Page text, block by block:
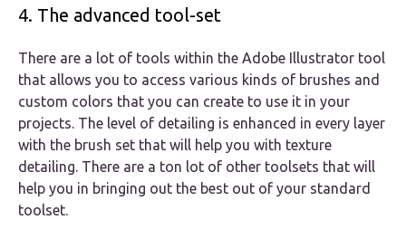
4. The advanced tool-set
There are a lot of tools within the Adobe Illustrator tool
that allows you to access various kinds of brushes and
custom colors that you can create to use it in your
projects. The level of detailing is enhanced in every layer
with the brush set that will help you with texture
detailing. There are a ton lot of other toolsets that will
help you in bringing out the best out of your standard
toolset.